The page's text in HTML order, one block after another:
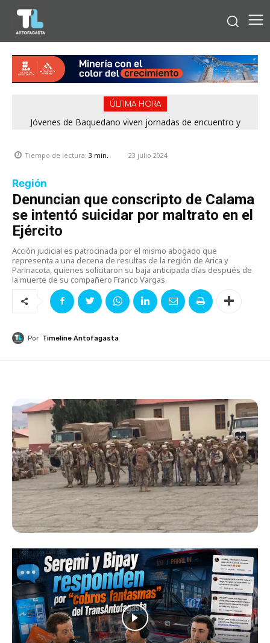
ÚLTIMA HORA
Jóvenes de Baquedano viven jornadas de encuentro y
Tiempo de lectura: 3 min. 23 julio 2024
Región
Denuncian que conscripto de Calama
se intentó suicidar por maltrato en el
Ejército
Acción judicial es patrocinada por el mismo abogado que
representa a una decena de resultas de la región de Arica y
Parinacota, quienes solicitaron su baja anticipada días después de
la muerte de su compañero Franco Vargas.
Por Timeline Antofagasta